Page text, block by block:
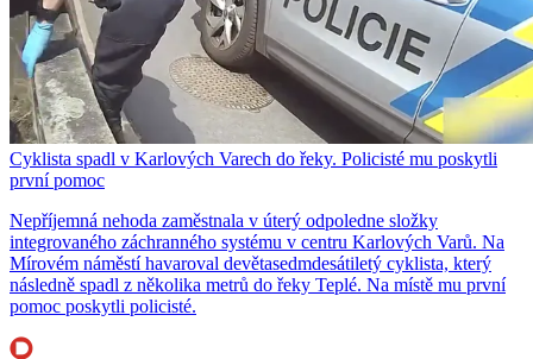
Cyklista spadl v Karlových Varech do řeky. Policisté mu poskytli
první pomoc
Nepříjemná nehoda zaměstnala v úterý odpoledne složky
integrovaného záchranného systému v centru Karlových Varů. Na
Mírovém náměstí havaroval devětasedmdesátiletý cyklista, který
následně spadl z několika metrů do řeky Teplé. Na místě mu první
pomoc poskytli policisté.